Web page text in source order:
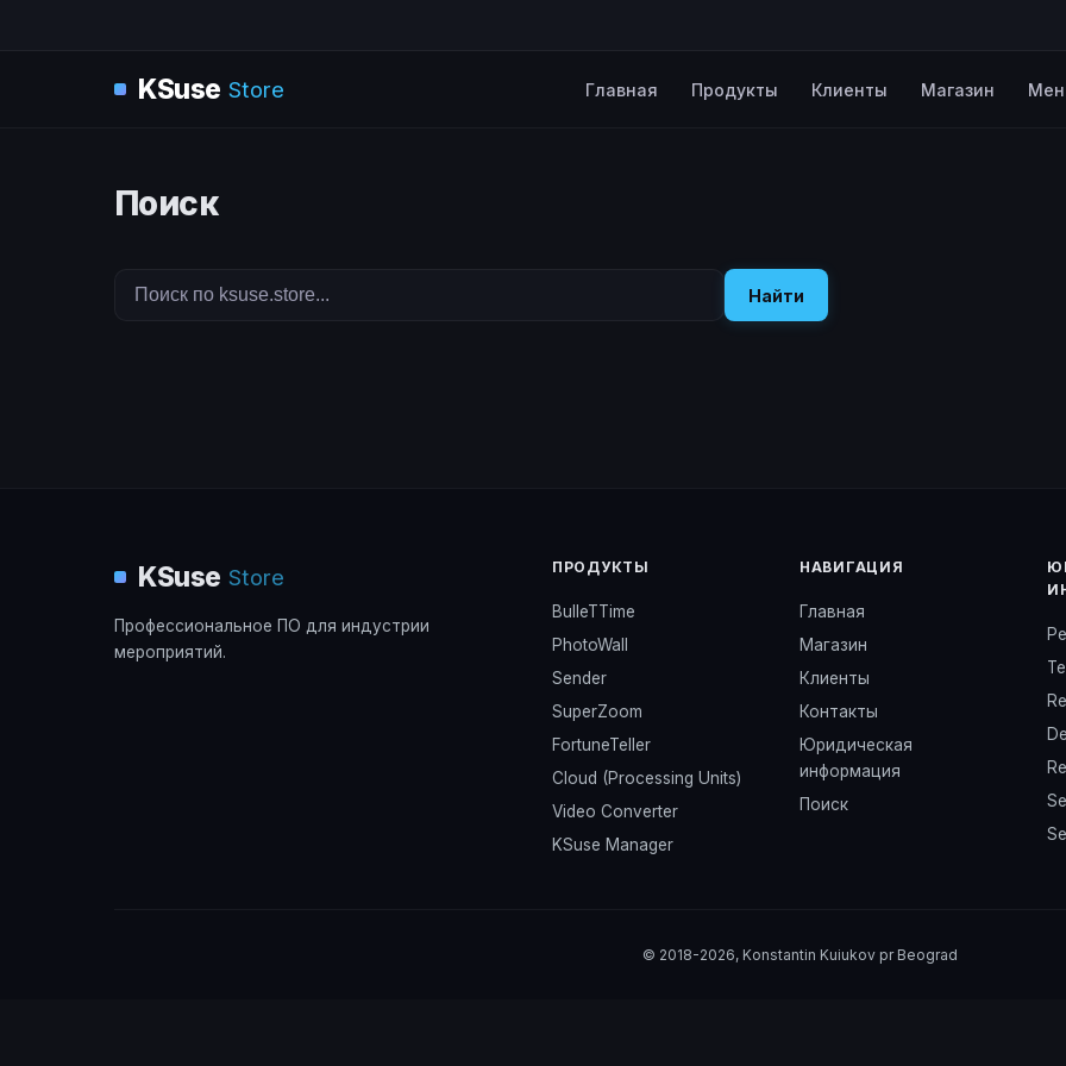
KSuse Store Главная Продукты Клиенты Магазин
Поиск
Найти
KSuse Store
Профессиональное ПО для индустрии
мероприятий.
ПРОДУКТЫ
BulleTTime
PhotoWall
Sender
SuperZoom
FortuneTeller
Cloud (Processing Units)
Video Converter
KSuse Manager
НАВИГАЦИЯ
Главная
Магазин
Клиенты
Контакты
Юридическая
информация
Поиск
© 2018-2026, Konstantin Kuiukov pr Beograd